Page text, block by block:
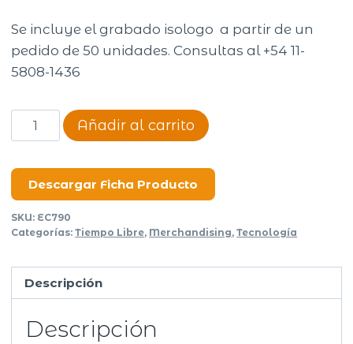
Se incluye el grabado isologo a partir de un
pedido de 50 unidades. Consultas al +54 11-
5808-1436
Guirnalda
de
led
Radiant
cantidad
Añadir al carrito
Descargar Ficha Producto
SKU: EC790
Categorías:Tiempo Libre, Merchandising,Tecnología
Descripción
Descripción